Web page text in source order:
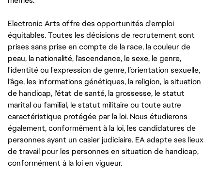
Electronic Arts offre des opportunités d'emploi
équitables. Toutes les décisions de recrutement sont
prises sans prise en compte de la race, la couleur de
peau, la nationalité, l’ascendance, le sexe, le genre,
l'identité ou l'expression de genre, l’orientation sexuelle,
l’âge, les informations génétiques, la religion, la situation
de handicap, l'état de santé, la grossesse, le statut
marital ou familial, le statut militaire ou toute autre
caractéristique protégée par la loi. Nous étudierons
également, conformément à la loi, les candidatures de
personnes ayant un casier judiciaire. EA adapte ses lieux
de travail pour les personnes en situation de handicap,
conformément à la loi en vigueur.